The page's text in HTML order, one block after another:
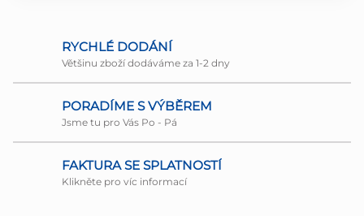
RYCHLÉ DODÁNÍ
Většinu zboží dodáváme za 1-2 dny
PORADÍME S VÝBĚREM
Jsme tu pro Vás Po - Pá
FAKTURA SE SPLATNOSTÍ
Klikněte pro víc informací